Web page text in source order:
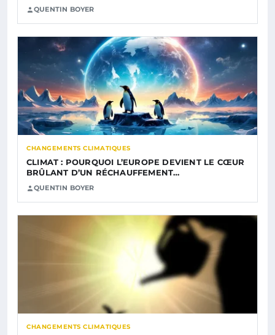
QUENTIN BOYER
CHANGEMENTS CLIMATIQUES
CLIMAT : POURQUOI L’EUROPE DEVIENT LE CŒUR
BRÛLANT D’UN RÉCHAUFFEMENT…
QUENTIN BOYER
CHANGEMENTS CLIMATIQUES